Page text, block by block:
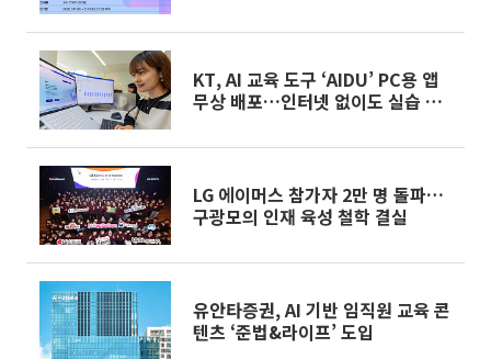
KT, AI 교육 도구 ‘AIDU’ PC용 앱
무상 배포…인터넷 없이도 실습 가
LG 에이머스 참가자 2만 명 돌파…
구광모의 인재 육성 철학 결실
유안타증권, AI 기반 임직원 교육 콘
텐츠 ‘준법&라이프’ 도입